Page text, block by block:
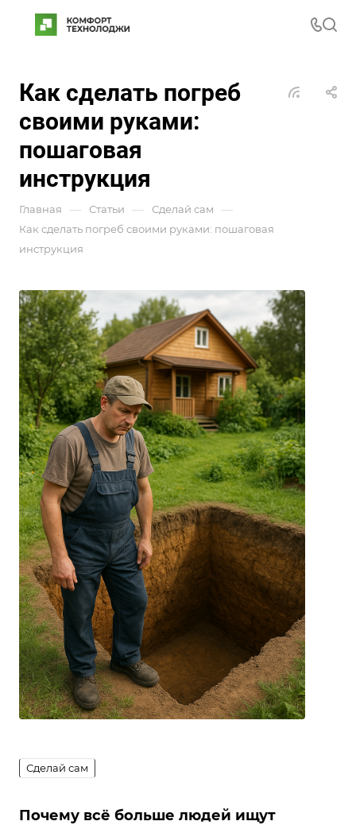
Как сделать погреб
своими руками:
пошаговая
инструкция
Главная — Статьи — Сделай сам —
Как сделать погреб своими руками: пошаговая
инструкция
Сделай сам
Почему всё больше людей ищут